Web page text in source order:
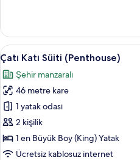
hakkında
daha
fazla
detay
Çatı
Katı
Süiti
(Penthouse)
için
tüm
fotoğrafları
görün
18
Çatı Katı Süiti (Penthouse)
Şehir manzaralı
46 metre kare
1 yatak odası
2 kişilik
1 en Büyük Boy (King) Yatak
Ücretsiz kablosuz internet